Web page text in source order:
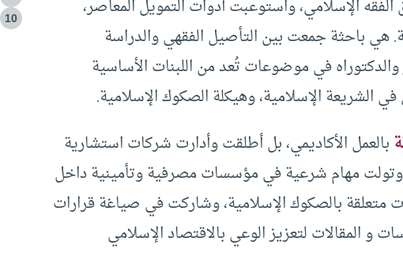
الإسلامي، واستوعبت أدوات التمويل المعاصر،
باحثة جمعت بين التأصيل الفقهي والدراسة
في موضوعات تُعد من اللبنات الأساسية
الشريعة الإسلامية، وهيكلة الصكوك الإسلامية.
بالعمل الأكاديمي، بل أطلقت وأدارت شركات استشارية
وتولت مهام شرعية في مؤسسات مصرفية وتأمينية داخل
بالصكوك الإسلامية، وشاركت في صياغة قرارات
و المقالات لتعزيز الوعي بالاقتصاد الإسلامي
10